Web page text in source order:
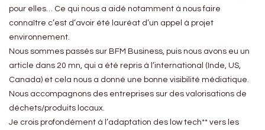
pour elles… Ce qui nous a aidé notamment à nous faire
connaître c’est d’avoir été lauréat d’un appel à projet
environnement.
Nous sommes passés sur BFM Business, puis nous avons eu un
article dans 20 mn, qui a été repris à l’international (Inde, US,
Canada) et cela nous a donné une bonne visibilité médiatique.
Nous accompagnons des entreprises sur des valorisations de
déchets/produits locaux.
Je crois profondément à l’adaptation des low tech** vers les